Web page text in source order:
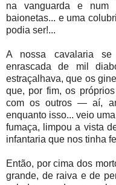
na vanguarda e
baionetas... e uma
podia ser!...
A nossa cavalaria se
enrascada de mil
estraçalhava, que os
que, por fim, os
com os outros — aí,
enquanto isso... veio
fumaça, limpou a vista
infantaria que nos tinha
Então, por cima dos
grande, de raiva e de